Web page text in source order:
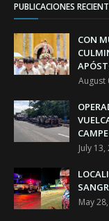
PUBLICACIONES
CON
August
July
May